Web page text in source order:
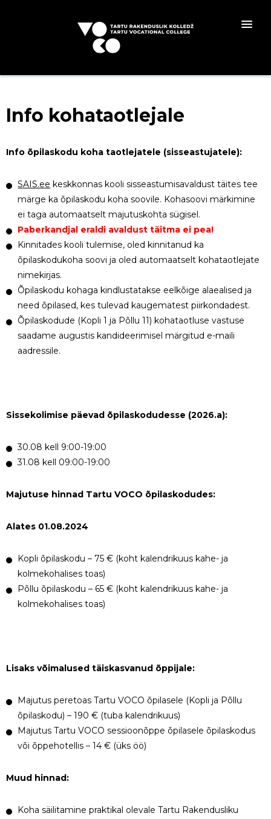
Info kohataotlejale
Info õpilaskodu koha taotlejatele (sisseastujatele):
SAIS.ee keskkonnas kooli sisseastumisavaldust täites tee
märge ka õpilaskodu koha soovile. Kohasoovi märkimine
ei taga automaatselt majutuskohta sügisel.
Paberkandjal eraldi avaldust täitma ei pea!
Kinnitades kooli tulemise, oled kinnitanud ka
õpilaskodukoha soovi ja oled automaatselt kohataotlejate
nimekirjas.
Õpilaskodu kohaga kindlustatakse eelkõige alaealised ja
need õpilased, kes tulevad kaugematest piirkondadest.
Õpilaskodude (Kopli 1 ja Põllu 11) kohataotluse vastuse
saadame augustis kandideerimisel märgitud e-maili
aadressile.
Sissekolimise päevad õpilaskodudesse (2026.a):
30.08 kell 9:00-19:00
31.08 kell 09:00-19:00
Majutuse hinnad Tartu VOCO õpilaskodudes:
Alates 01.08.2024
Kopli õpilaskodu – 75 € (koht kalendrikuus kahe- ja
kolmekohalises toas)
Põllu õpilaskodu – 65 € (koht kalendrikuus kahe- ja
kolmekohalises toas)
Lisaks võimalused täiskasvanud õppijale:
Majutus peretoas Tartu VOCO õpilasele (Kopli ja Põllu
õpilaskodu) – 190 € (tuba kalendrikuus)
Majutus Tartu VOCO sessioonõppe õpilasele õpilaskodus
või õppehotellis – 14 € (üks öö)
Muud hinnad:
Koha säilitamine praktikal olevale Tartu Rakendusliku